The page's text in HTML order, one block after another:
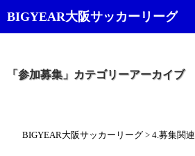
BIGYEAR大阪サッカーリーグ
索
「参加募集」カテゴリーアーカイブ
BIGYEAR大阪サッカーリーグ > 4.募集関連